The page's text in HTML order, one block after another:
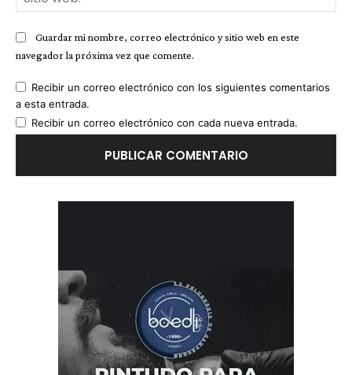
Guardar mi nombre, correo electrónico y sitio web en este
navegador la próxima vez que comente.
Recibir un correo electrónico con los siguientes comentarios
a esta entrada.
Recibir un correo electrónico con cada nueva entrada.